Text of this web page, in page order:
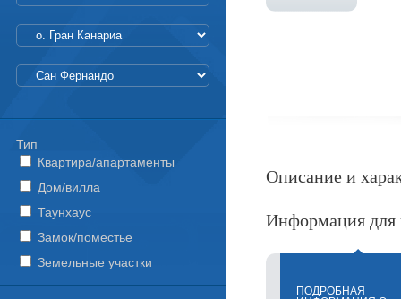
Описание и
Информация для
ПОДРОБНАЯ
Тип
Квартира/апартаменты
Дом/вилла
Таунхаус
Замок/поместье
Земельные участки